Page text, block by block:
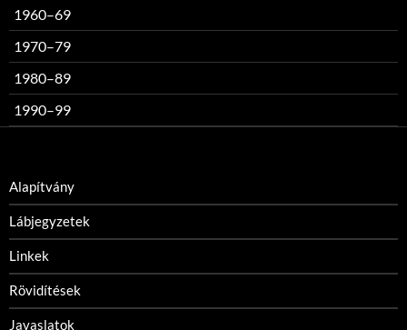
1960–69
1970–79
1980–89
1990–99
Alapítvány
Lábjegyzetek
Linkek
Rövidítések
Javaslatok